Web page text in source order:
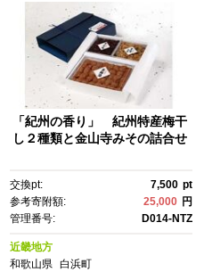
「紀州の香り」 紀州特産梅干
し２種類と金山寺みその詰合せ
交換pt: 7,500 pt
参考寄附額:
25,000 円
管理番号:
D014-NTZ
近畿地方
和歌山県 白浜町